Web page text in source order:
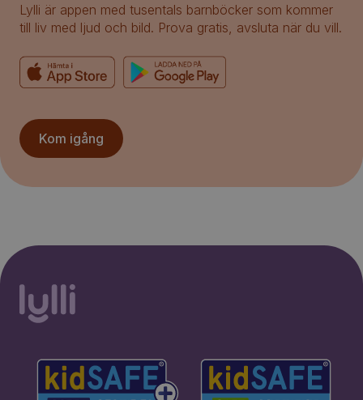
Lylli är appen med tusentals barnböcker som kommer
till liv med ljud och bild. Prova gratis, avsluta när du vill.
Kom igång